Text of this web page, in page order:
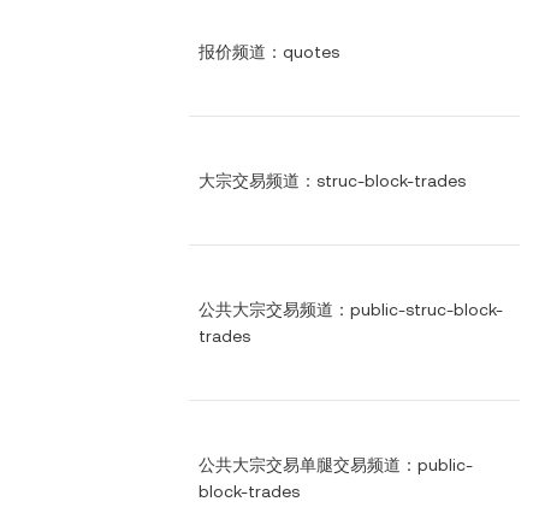
报价频道：quotes
大宗交易频道：struc-block-trades
公共大宗交易频道：public-struc-block-
trades
公共大宗交易单腿交易频道：public-
block-trades